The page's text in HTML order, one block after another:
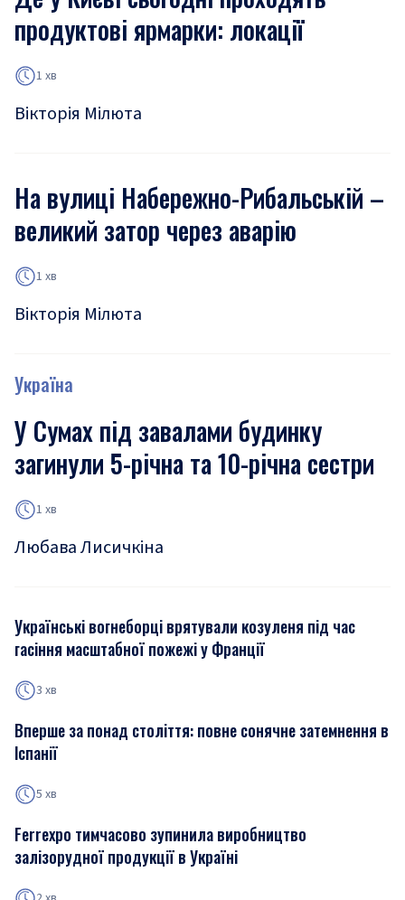
продуктові ярмарки: локації
1 хв
Вікторія Мілюта
На вулиці Набережно-Рибальській –
великий затор через аварію
1 хв
Вікторія Мілюта
Україна
У Сумах під завалами будинку
загинули 5-річна та 10-річна сестри
1 хв
Любава Лисичкіна
Українські вогнеборці врятували козуленя під час
гасіння масштабної пожежі у Франції
3 хв
Вперше за понад століття: повне сонячне затемнення в
Іспанії
5 хв
Ferrexpo тимчасово зупинила виробництво
залізорудної продукції в Україні